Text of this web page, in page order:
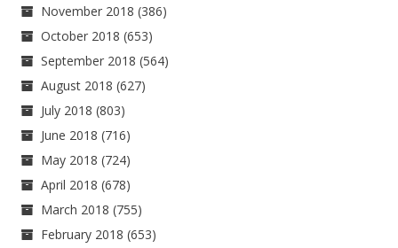
November 2018 (386)
October 2018 (653)
September 2018 (564)
August 2018 (627)
July 2018 (803)
June 2018 (716)
May 2018 (724)
April 2018 (678)
March 2018 (755)
February 2018 (653)